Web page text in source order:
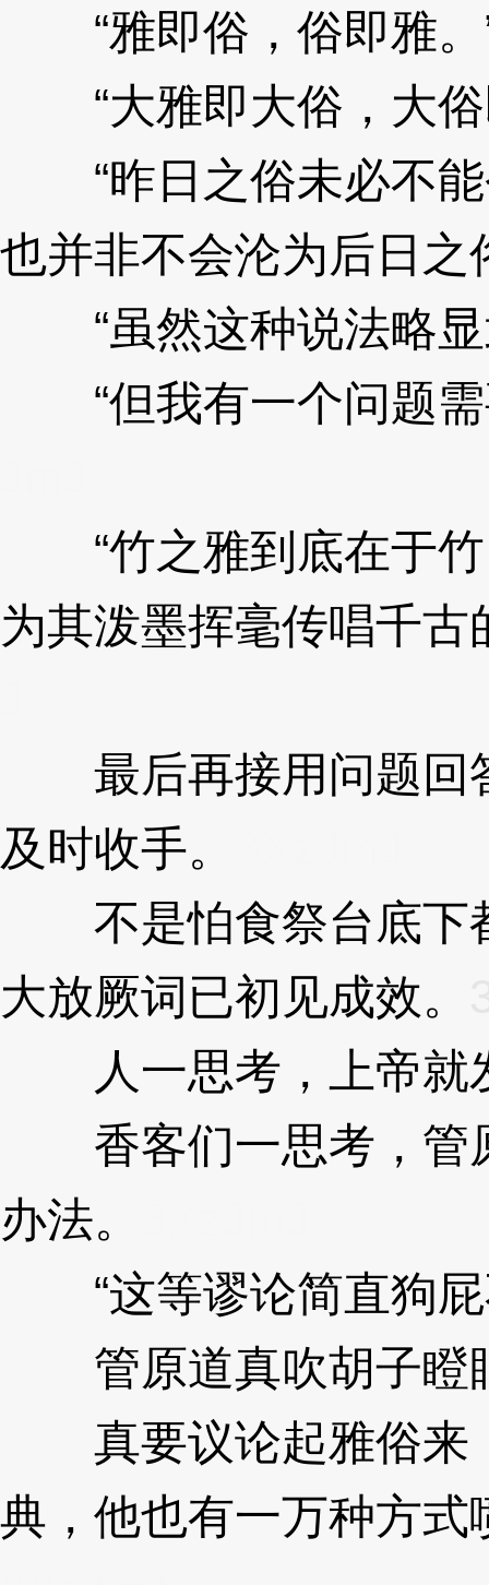
“雅即俗，俗即雅。
“大雅即大俗，大俗
“昨日之俗未必不能
也并非不会沦为后日之
“虽然这种说法略显
“但我有一个问题需
“竹之雅到底在于竹
为其泼墨挥毫传唱千古
最后再接用问题回
及时收手。
不是怕食祭台底下
大放厥词已初见成效。
人一思考，上帝就
香客们一思考，管
办法。
“这等谬论简直狗屁
管原道真吹胡子瞪
真要议论起雅俗来
典，他也有一万种方